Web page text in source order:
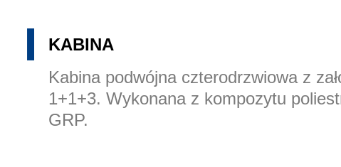
KABINA
Kabina podwójna czterodrzwiowa z
1+1+3. Wykonana z kompozytu
GRP.